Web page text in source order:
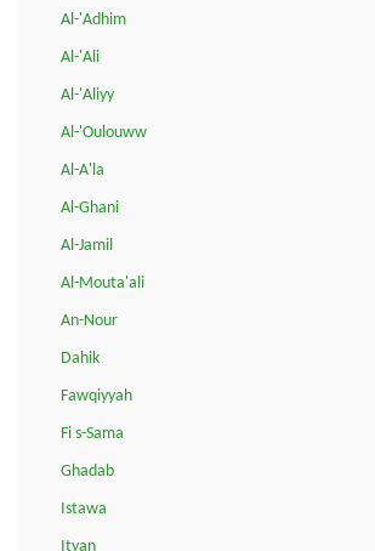
Al-'Adhim
Al-'Ali
Al-'Aliyy
Al-'Oulouww
Al-A'la
Al-Ghani
Al-Jamil
Al-Mouta'ali
An-Nour
Dahik
Fawqiyyah
Fi s-Sama
Ghadab
Istawa
Ityan